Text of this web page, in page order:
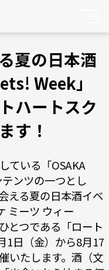
夏の日本酒
Week」
ハートスク
す！
ている「OSAKA
ンツの一つとし
える夏の日本酒イベ
ミーツ ウィー
とつである「ロート
1日（金）から8月17
いたします。酒（文